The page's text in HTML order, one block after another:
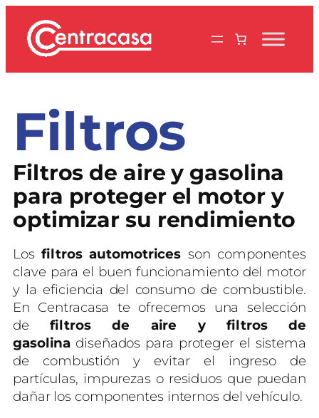
contenido
Filtros
Filtros de aire y gasolina
para proteger el motor y
optimizar su rendimiento
Losfiltros automotrices son componentes
clave para el buen funcionamiento del motor
y la eficiencia del consumo de combustible.
En Centracasa te ofrecemos una selección
defiltros de aire y filtros de
gasolina diseñados para proteger el sistema
de combustión y evitar el ingreso de
partículas, impurezas o residuos que puedan
dañar los componentes internos del vehículo.